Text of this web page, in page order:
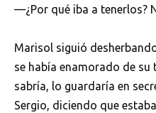
—¿Por qué iba a tenerlos?
Marisol siguió
se había enamorado de
sabría, lo guardaría en
Sergio, diciendo que